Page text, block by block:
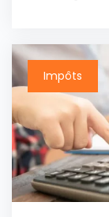
le plan
Impôts